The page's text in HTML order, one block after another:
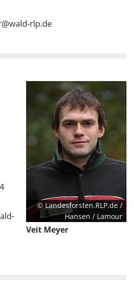
rlp.de
© Landesforsten.RLP.de /
Hansen / Lamour
Veit Meyer